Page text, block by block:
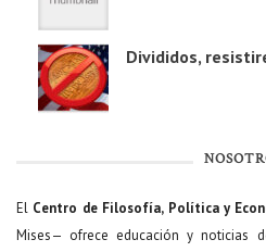
Divididos,
El Centro de Filosofía, Política y
Mises— ofrece educación y noticias